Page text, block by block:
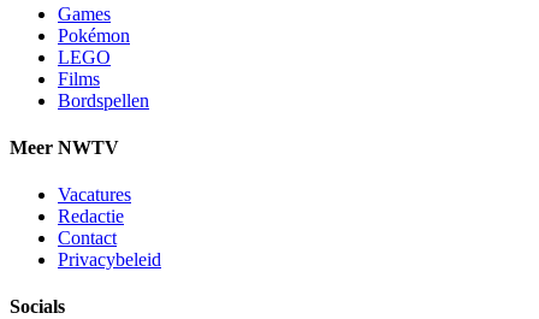
Games
Pokémon
LEGO
Films
Bordspellen
Meer NWTV
Vacatures
Redactie
Contact
Privacybeleid
Socials